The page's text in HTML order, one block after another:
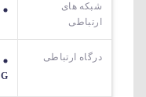
شبکه های
ارتباطی
5G , 4G , 3G , 2G
درگاه ارتباطی